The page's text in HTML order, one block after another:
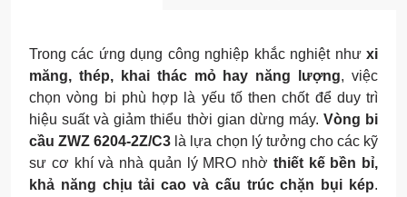
Trong các ứng dụng công nghiệp khắc nghiệt như xi
măng, thép, khai thác mỏ hay năng lượng, việc
chọn vòng bi phù hợp là yếu tố then chốt để duy trì
hiệu suất và giảm thiểu thời gian dừng máy. Vòng bi
cầu ZWZ 6204-2Z/C3 là lựa chọn lý tưởng cho các kỹ
sư cơ khí và nhà quản lý MRO nhờ thiết kế bền bỉ,
khả năng chịu tải cao và cấu trúc chặn bụi kép.